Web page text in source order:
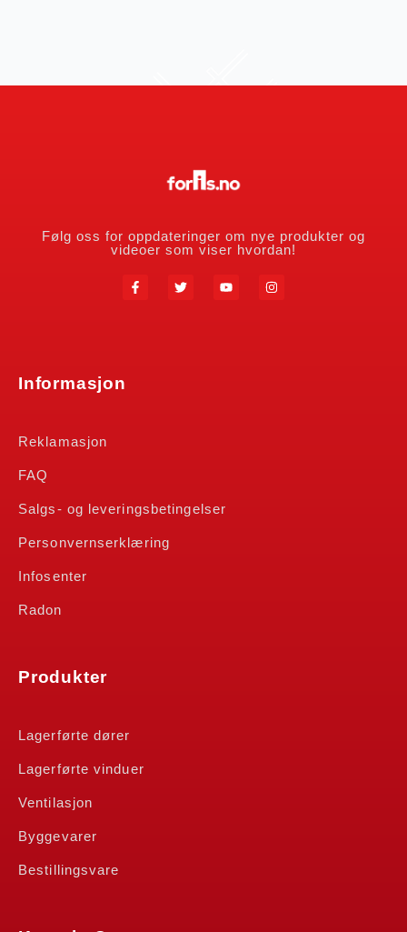
Følg oss for oppdateringer om nye produkter og
videoer som viser hvordan!
Informasjon
Reklamasjon
FAQ
Salgs- og leveringsbetingelser
Personvernserklæring
Infosenter
Radon
Produkter
Lagerførte dører
Lagerførte vinduer
Ventilasjon
Byggevarer
Bestillingsvare